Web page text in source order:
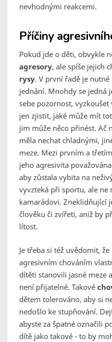
nevhodnými reakcemi.
Příčiny
Pokud jde o děti, obvykle
agresory, ale spíše jejich
rysy. V první řadě je
jednání. Mnohdy se jedná
sebe pozornost,
jen zjistit, jaké může mít
jim může něco přinést. Ač
měla nechat chladnými,
meze. Mezi prvním a
jeho agresivita
aby zůstala vybita na
vyvzteká při sportu, ale ne
kamarádovi. Zneklidňující
člověku či zvířeti, aniž by
lítost.
Je třeba si též uvědomit,
agresivním chováním
dítěti stanovili jasné meze
není přijatelné. Takové
dětem tolerováno, aby si
nedošlo ke stupňování.
abyste za špatné označili
dítě jako takové - to by